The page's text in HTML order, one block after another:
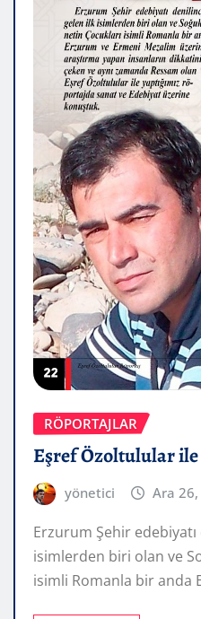
RÖPORTAJLAR
Eşref Özoltulular
yönetici Ara
Erzurum Şehir
isimlerden biri olan ve
isimli Romanla bir anda